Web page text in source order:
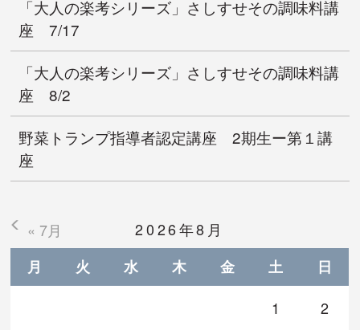
「大人の楽考シリーズ」さしすせその調味料講
座 7/17
「大人の楽考シリーズ」さしすせその調味料講
座 8/2
野菜トランプ指導者認定講座 2期生ー第１講
座
2026年8月
月
火 水 木 金 土 日
« 7月
1 2